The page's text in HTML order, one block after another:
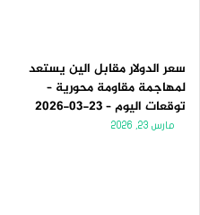
سعر الدولار مقابل الين يستعد
لمهاجمة مقاومة محورية –
توقعات اليوم – 23-03-2026
مارس 23, 2026